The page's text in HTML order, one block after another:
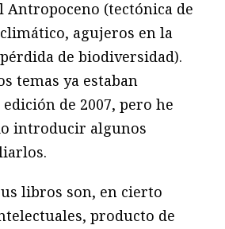
Antropoceno (tectónica de
agujeros en la
de biodiversidad).
temas ya estaban
de 2007, pero he
introducir algunos
libros son, en cierto
producto de